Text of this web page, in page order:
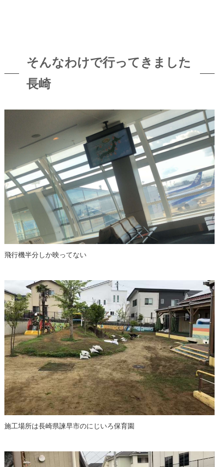
そんなわけで行ってきました
長崎
飛行機半分しか映ってない
施工場所は長崎県諫早市のにじいろ保育園